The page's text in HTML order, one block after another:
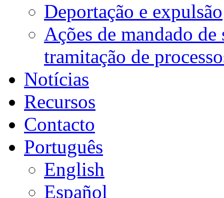
Deportação e expulsão
Ações de mandado de
tramitação de
Notícias
Recursos
Contacto
Português
English
Español